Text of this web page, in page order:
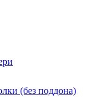
(без поддона)